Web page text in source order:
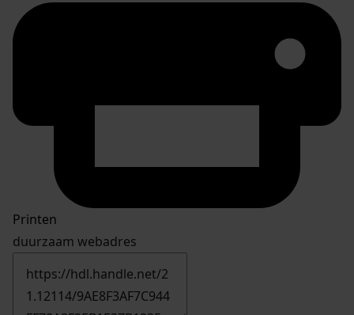
Printen
duurzaam webadres